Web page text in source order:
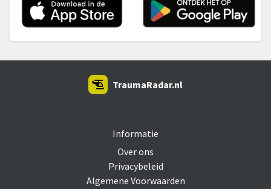
Informatie
Over ons
Privacybeleid
Algemene Voorwaarden
TraumaRadar.nl